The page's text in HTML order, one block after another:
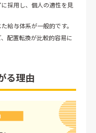
採用し、個人の適性を見
給与体系が一般的です。
配置転換が比較的容易に
る理由